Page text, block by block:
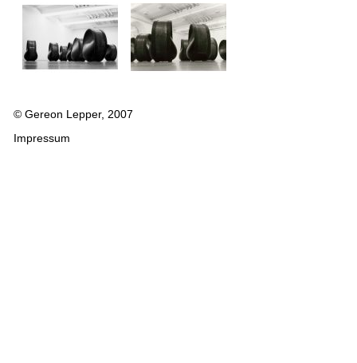
© Gereon Lepper, 2007
Impressum